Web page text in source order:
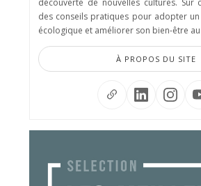
découverte de nouvelles cultures. Sur
des conseils pratiques pour adopter
écologique et améliorer son bien-être
À PROPOS DU SITE